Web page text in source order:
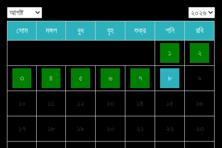
সোম মঙ্গল বুধ বৃহ শুক্র শনি রবি
১ ২
৩ ৪ ৫ ৬ ৭ ৮ ৯
১০ ১১ ১২ ১৩ ১৪ ১৫ ১৬
১৭ ১৮ ১৯ ২০ ২১ ২২ ২৩